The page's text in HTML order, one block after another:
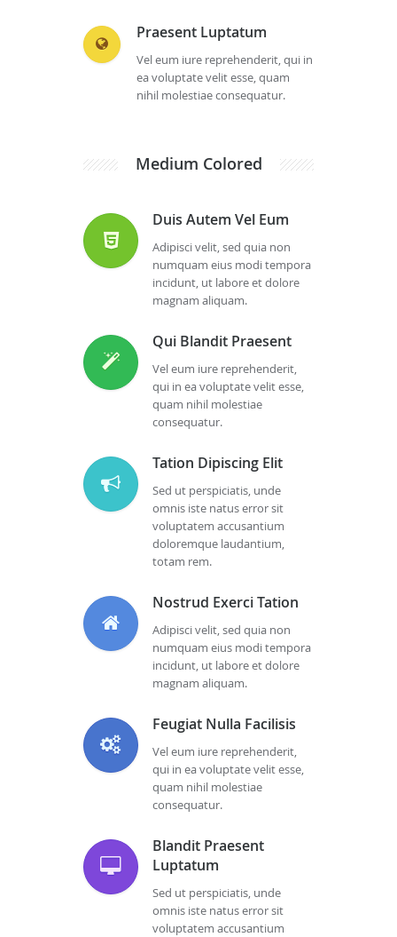
Praesent Luptatum
Vel eum iure reprehenderit, qui in
ea voluptate velit esse, quam
nihil molestiae consequatur.
Medium Colored
Duis Autem Vel Eum
Adipisci velit, sed quia non
numquam eius modi tempora
incidunt, ut labore et dolore
magnam aliquam.
Qui Blandit Praesent
Vel eum iure reprehenderit,
qui in ea voluptate velit esse,
quam nihil molestiae
consequatur.
Tation Dipiscing Elit
Sed ut perspiciatis, unde
omnis iste natus error sit
voluptatem accusantium
doloremque laudantium,
totam rem.
Nostrud Exerci Tation
Adipisci velit, sed quia non
numquam eius modi tempora
incidunt, ut labore et dolore
magnam aliquam.
Feugiat Nulla Facilisis
Vel eum iure reprehenderit,
qui in ea voluptate velit esse,
quam nihil molestiae
consequatur.
Blandit Praesent
Luptatum
Sed ut perspiciatis, unde
omnis iste natus error sit
voluptatem accusantium